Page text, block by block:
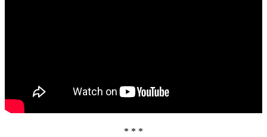
* * *